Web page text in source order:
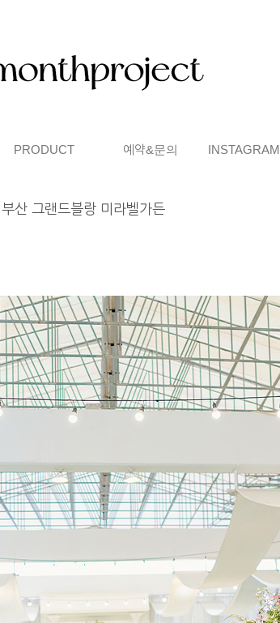
PRODUCT 예약&문의 INSTAGRAM
부산 그랜드블랑 미라벨가든